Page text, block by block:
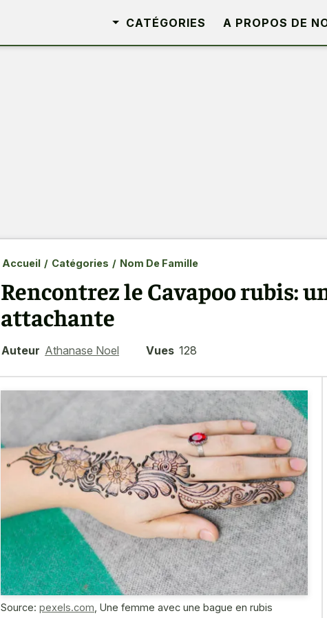
CATÉGORIES A PROPOS DE
Accueil / Catégories / Nom De Famille
Rencontrez le Cavapoo rubis:
attachante
Auteur Athanase Noel Vues 128
Source: pexels.com Une femme avec une bague en rubis